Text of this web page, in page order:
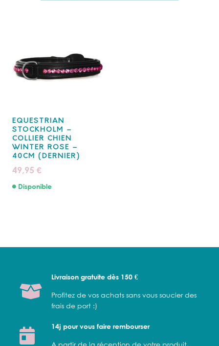
EQUESTRIAN
STOCKHOLM –
COLLIER CHIEN
WINTER ROSE –
40CM (DERNIER)
49,95 €
Disponible
Livraison gratuite dès 150 €
Profitez de vos achats sans vous soucier des
frais de port :)
14j pour vous faire rembourser
A partir de la réception de votre produit.